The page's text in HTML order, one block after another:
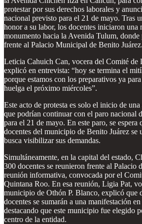
protestar por sus derechos laborales y
nacional previsto para el 21 de mayo. Tras
honor a su labor, los docentes iniciaron una
monumento hacia la Avenida Tulum,
frente al Palacio Municipal de Benito Juárez.
Leticia Cahuich Can, vocera del Comité de
explicó en entrevista: “hoy se termina el
porque estamos con los preparativos ya
huelga el próximo miércoles”.
Este acto de protesta es solo el inicio de
que podrían continuar con el paro nacional
para el 21 de mayo. En este paro, se espera
docentes del municipio de Benito Juárez se
busca visibilizar sus demandas.
Simultáneamente, en la capital del estado,
300 docentes se reunieron frente al Palacio
reunión informativa, convocada por el
Quintana Roo. En esa reunión, Ligia Pat,
municipio de Othón P. Blanco, explicó que
docentes se sumarán a una manifestación
destacando que este municipio fue elegido
centro de la entidad.